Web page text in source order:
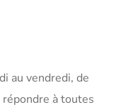
au vendredi, de
à toutes